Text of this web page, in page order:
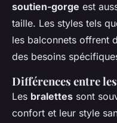
soutien-gorge est
taille. Les styles tels
les balconnets offrent
des besoins
Différences entre
Les bralettes sont
confort et leur style